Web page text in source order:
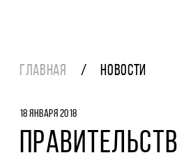
ГЛАВНАЯ НОВОСТИ
18 ЯНВАРЯ 2018